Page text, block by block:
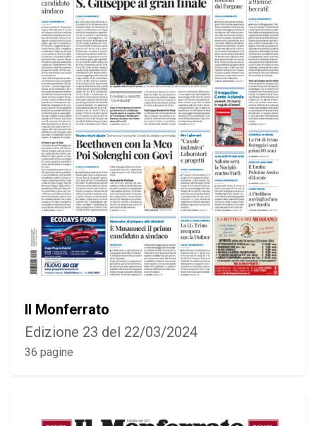
Il Monferrato
Edizione 23 del 22/03/2024
36 pagine